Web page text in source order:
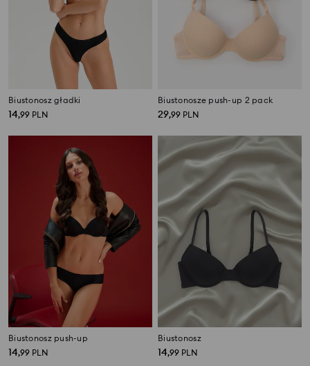
Biustonosz gładki
14,99 PLN
Biustonosze push-up 2 pack
29,99 PLN
Biustonosz push-up
14,99 PLN
Biustonosz
14,99 PLN